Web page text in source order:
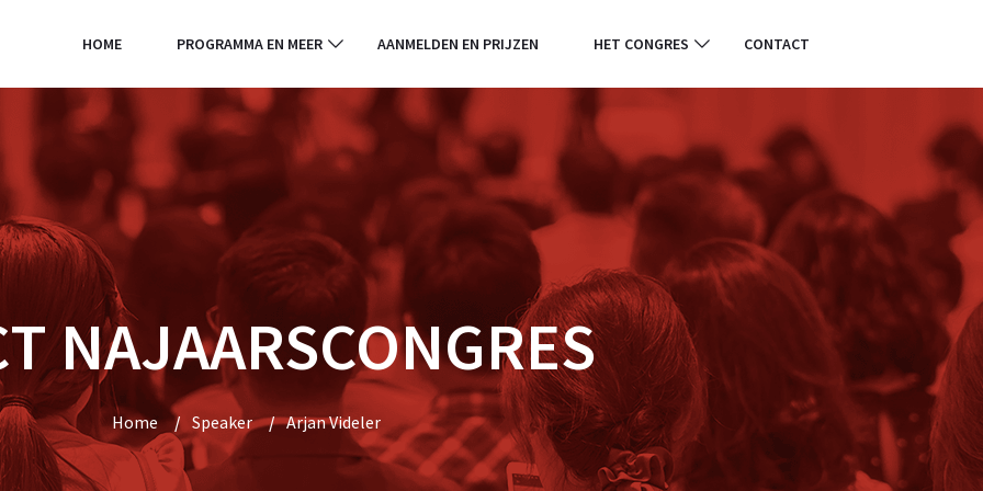
HOME PROGRAMMA EN MEER AANMELDEN EN PRIJZEN HET CONGRES CONTACT
NAJAARSCONGRES
Home / Speaker / Arjan Videler